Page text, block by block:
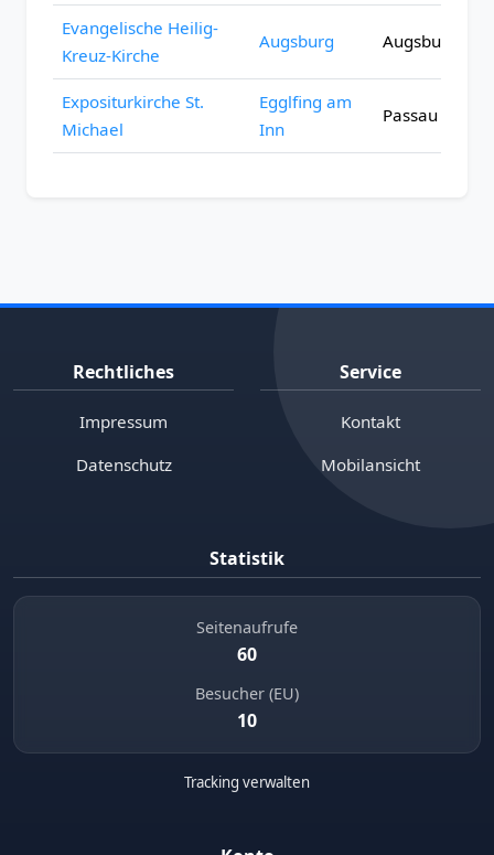
Evangelische Heilig-
Kreuz-Kirche
Augsburg Augsburg
Expositurkirche St.
Michael
Egglfing am
Inn
Passau
Rechtliches
Impressum
Datenschutz
Service
Kontakt
Mobilansicht
Statistik
Seitenaufrufe
60
Besucher (EU)
10
Tracking verwalten